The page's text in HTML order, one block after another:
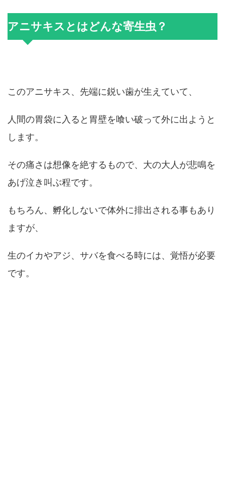
アニサキスとはどんな寄生虫？
このアニサキス、先端に鋭い歯が生えていて、
人間の胃袋に入ると胃壁を喰い破って外に出ようと
します。
その痛さは想像を絶するもので、大の大人が悲鳴を
あげ泣き叫ぶ程です。
もちろん、孵化しないで体外に排出される事もあり
ますが、
生のイカやアジ、サバを食べる時には、覚悟が必要
です。